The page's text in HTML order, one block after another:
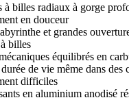
à billes radiaux à gorge
en douceur
et grandes
billes
équilibrés en
de vie même dans des
difficiles
en aluminium anodisé